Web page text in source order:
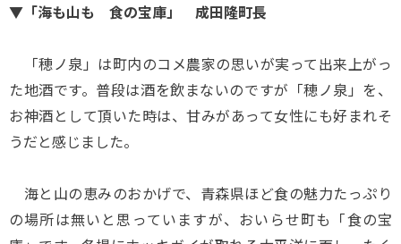
▼「海も山も 食の宝庫」 成田隆町長
「穂ノ泉」は町内のコメ農家の思いが実って出来上がっ
た地酒です。普段は酒を飲まないのですが「穂ノ泉」を、
お神酒として頂いた時は、甘みがあって女性にも好まれそ
うだと感じました。
海と山の恵みのおかげで、青森県ほど食の魅力たっぷり
の場所は無いと思っていますが、おいらせ町も「食の宝